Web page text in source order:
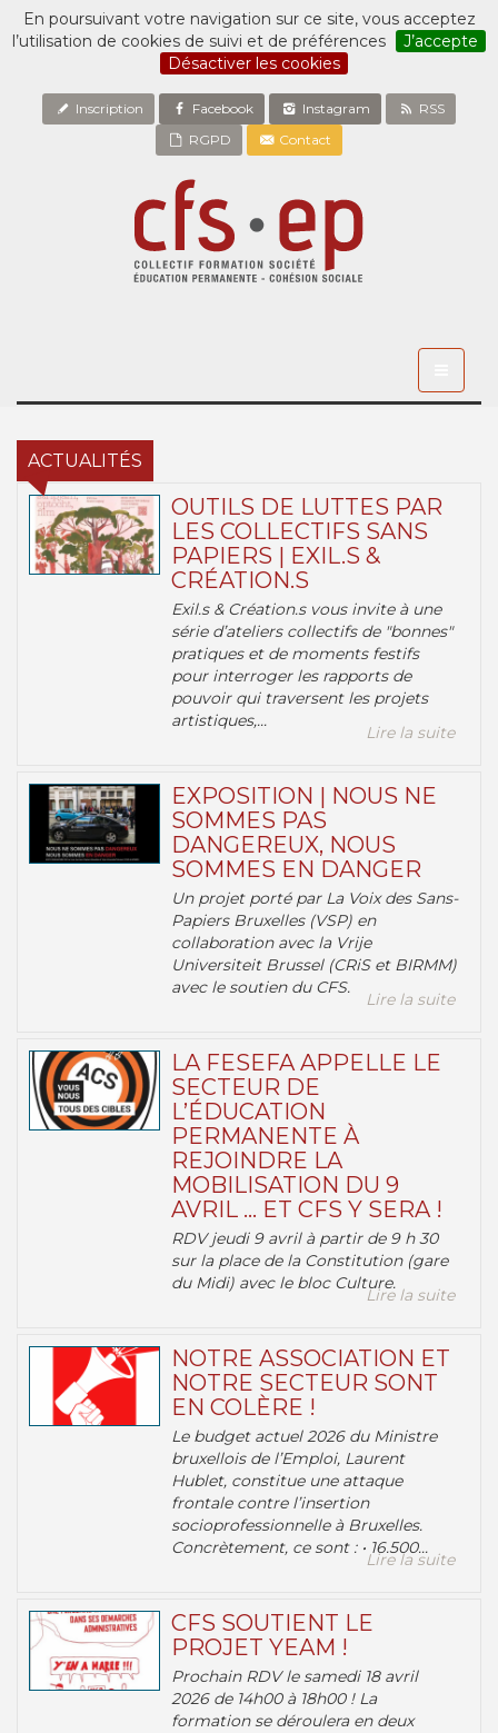
En poursuivant votre navigation sur ce site, vous acceptez
l’utilisation de cookies de suivi et de préférences
J’accepte
Désactiver les cookies
Inscription Facebook Instagram
RSS
RGPD
Contact
ACTUALITÉS
OUTILS DE LUTTES PAR
LES COLLECTIFS SANS
PAPIERS | EXIL.S &
CRÉATION.S
Exil.s & Création.s vous invite à une
série d’ateliers collectifs de "bonnes"
pratiques et de moments festifs
pour interroger les rapports de
pouvoir qui traversent les projets
artistiques,...
Lire la suite
EXPOSITION | NOUS NE
SOMMES PAS
DANGEREUX, NOUS
SOMMES EN DANGER
Un projet porté par La Voix des Sans-
Papiers Bruxelles (VSP) en
collaboration avec la Vrije
Universiteit Brussel (CRiS et BIRMM)
avec le soutien du CFS.
Lire la suite
LA FESEFA APPELLE LE
SECTEUR DE
L’ÉDUCATION
PERMANENTE À
REJOINDRE LA
MOBILISATION DU 9
AVRIL … ET CFS Y SERA !
RDV jeudi 9 avril à partir de 9 h 30
sur la place de la Constitution (gare
du Midi) avec le bloc Culture.
Lire la suite
NOTRE ASSOCIATION ET
NOTRE SECTEUR SONT
EN COLÈRE !
Le budget actuel 2026 du Ministre
bruxellois de l’Emploi, Laurent
Hublet, constitue une attaque
frontale contre l’insertion
socioprofessionnelle à Bruxelles.
Concrètement, ce sont : • 16.500...
Lire la suite
CFS SOUTIENT LE
PROJET YEAM !
Prochain RDV le samedi 18 avril
2026 de 14h00 à 18h00 ! La
formation se déroulera en deux